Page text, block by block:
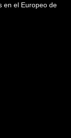
en el Europeo de